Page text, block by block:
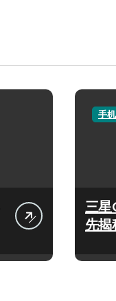
手
三星
先揭